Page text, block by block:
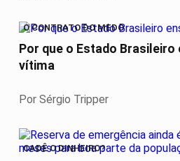
O CONTRATO DO MEDO
Por que o Estado Brasileiro
vítima
Por Sérgio Tripper
CADÊ O DINHEIRO?